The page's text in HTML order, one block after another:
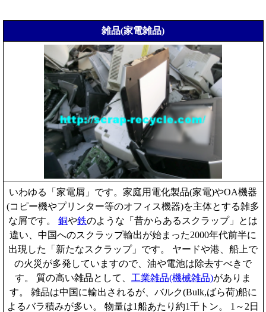
雑品(家電雑品)
いわゆる「家電屑」です。家庭用電化製品(家電)やOA機器
(コピー機やプリンター等のオフィス機器)を主体とする雑多
な屑です。 銅や鉄のような「昔からあるスクラップ」とは
違い、中国へのスクラップ輸出が始まった2000年代前半に
出現した「新たなスクラップ」です。 ヤードや港、船上で
の火災が多発していますので、油や電池は除去すべきで
す。 質の高い雑品として、 工業雑品(機械雑品)がありま
す。 雑品は中国に輸出されるが、バルク(Bulk,ばら荷)船に
よるバラ積みが多い。 物量は1船あたり約1千トン。 1～2日